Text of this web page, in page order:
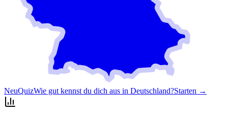
NeuQuizWie gut kennst du dich aus in Deutschland?Starten →